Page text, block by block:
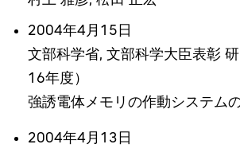
2004年4月15日
文部科学省, 文部科学大臣表彰
16年度）
強誘電体メモリの作動システム
2004年4月13日